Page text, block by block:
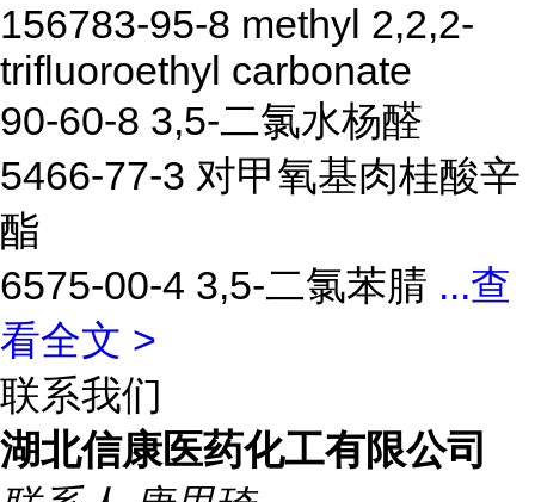
156783-95-8 methyl 2,2,2-
trifluoroethyl carbonate
90-60-8 3,5-二氯水杨醛
5466-77-3 对甲氧基肉桂酸辛
酯
6575-00-4 3,5-二氯苯腈 ...查
看全文 >
联系我们
湖北信康医药化工有限公司